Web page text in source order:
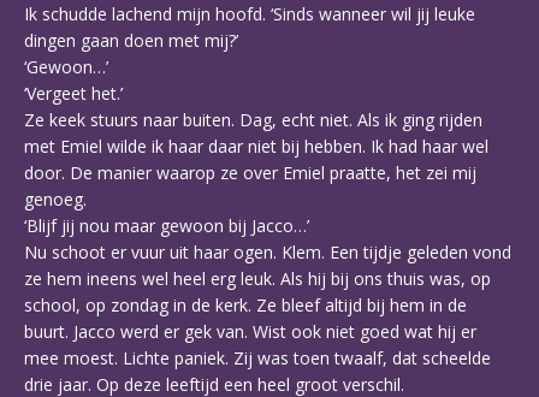
Ik schudde lachend mijn hoofd. ‘Sinds wanneer wil jij leuke
dingen gaan doen met mij?’
‘Gewoon…’
‘Vergeet het.’
Ze keek stuurs naar buiten. Dag, echt niet. Als ik ging rijden
met Emiel wilde ik haar daar niet bij hebben. Ik had haar wel
door. De manier waarop ze over Emiel praatte, het zei mij
genoeg.
‘Blijf jij nou maar gewoon bij Jacco…’
Nu schoot er vuur uit haar ogen. Klem. Een tijdje geleden vond
ze hem ineens wel heel erg leuk. Als hij bij ons thuis was, op
school, op zondag in de kerk. Ze bleef altijd bij hem in de
buurt. Jacco werd er gek van. Wist ook niet goed wat hij er
mee moest. Lichte paniek. Zij was toen twaalf, dat scheelde
drie jaar. Op deze leeftijd een heel groot verschil.